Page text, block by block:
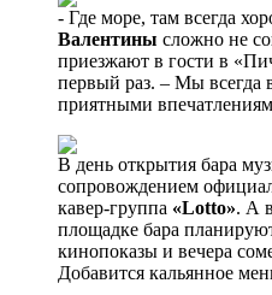
- Где море, там всегда
Валентины сложно не
приезжают в гости в
первый раз. – Мы всегда
приятными
В день открытия бара
сопровождением
кавер-группа «Lotto». А
площадке бара
кинопоказы и вечера
Добавится кальянное